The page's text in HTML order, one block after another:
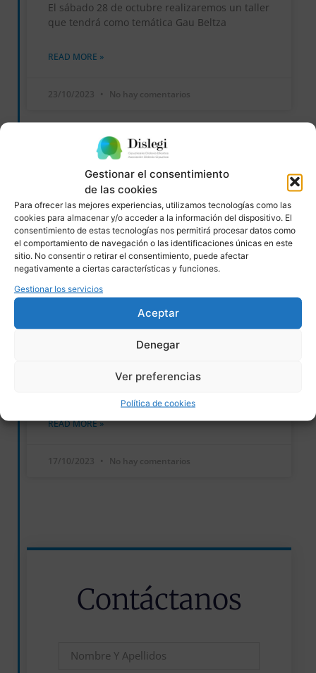
Gestionar el consentimiento
de las cookies
Para ofrecer las mejores experiencias, utilizamos tecnologías como las
cookies para almacenar y/o acceder a la información del dispositivo. El
consentimiento de estas tecnologías nos permitirá procesar datos como
el comportamiento de navegación o las identificaciones únicas en este
sitio. No consentir o retirar el consentimiento, puede afectar
negativamente a ciertas características y funciones.
Gestionar los servicios
Aceptar
Denegar
Ver preferencias
Política de cookies
El sábado 28 de octubre realizaremos un taller
que tendrá como temática Gau Beltza
READ MORE »
23/10/2023 No hay comentarios
EXPOSICIÓNSTROM – Astronomía
Inclusiva
a las 10:30 de la mañana en el tercer piso de
READ MORE »
17/10/2023 No hay comentarios
Contáctanos